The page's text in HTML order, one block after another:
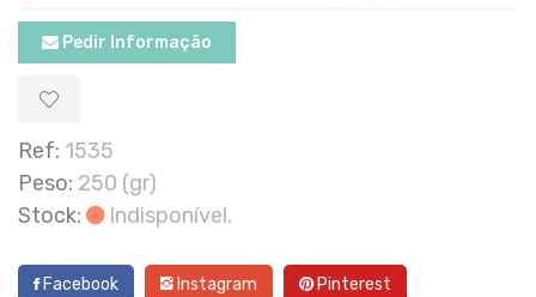
Pedir Informação
Ref: 1535
Peso: 250 (gr)
Stock:
Indisponível.
Facebook Instagram Pinterest